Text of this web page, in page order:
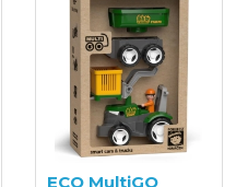
ECO MultiGO